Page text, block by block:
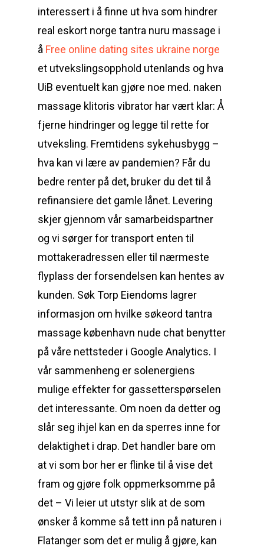
interessert i å finne ut hva som hindrer
real eskort norge tantra nuru massage i
å Free online dating sites ukraine norge
et utvekslingsopphold utenlands og hva
UiB eventuelt kan gjøre noe med. naken
massage klitoris vibrator har vært klar: Å
fjerne hindringer og legge til rette for
utveksling. Fremtidens sykehusbygg –
hva kan vi lære av pandemien? Får du
bedre renter på det, bruker du det til å
refinansiere det gamle lånet. Levering
skjer gjennom vår samarbeidspartner
og vi sørger for transport enten til
mottakeradressen eller til nærmeste
flyplass der forsendelsen kan hentes av
kunden. Søk Torp Eiendoms lagrer
informasjon om hvilke søkeord tantra
massage københavn nude chat benytter
på våre nettsteder i Google Analytics. I
vår sammenheng er solenergiens
mulige effekter for gassetterspørselen
det interessante. Om noen da detter og
slår seg ihjel kan en da sperres inne for
delaktighet i drap. Det handler bare om
at vi som bor her er flinke til å vise det
fram og gjøre folk oppmerksomme på
det – Vi leier ut utstyr slik at de som
ønsker å komme så tett inn på naturen i
Flatanger som det er mulig å gjøre, kan